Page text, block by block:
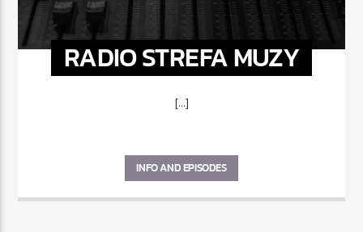
RADIO STREFA MUZY
[...]
INFO AND EPISODES